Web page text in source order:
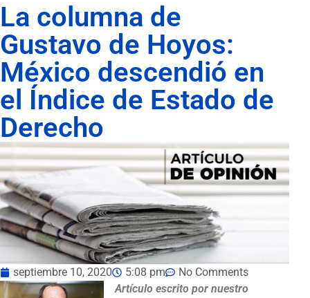
La columna de
Gustavo de Hoyos:
México descendió en
el Índice de Estado de
Derecho
septiembre 10, 2020 5:08 pm
No Comments
Artículo escrito por nuestro